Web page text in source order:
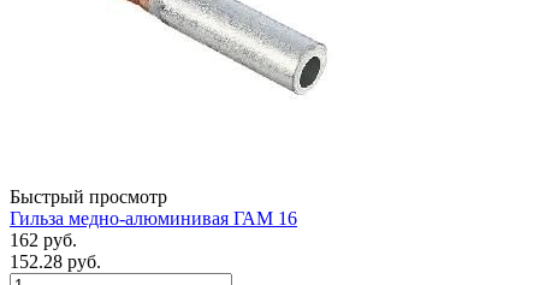
Быстрый просмотр
Гильза медно-алюминивая ГАМ 16
162 руб.
152.28 руб.